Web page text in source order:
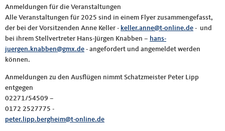
Anmeldungen für die Veranstaltungen
Alle Veranstaltungen für 2025 sind in einem Flyer zusammengefasst,
der bei der Vorsitzenden Anne Keller - keller.anne@t-online.de - und
bei ihrem Stellvertreter Hans-Jürgen Knabben – hans-
juergen.knabben@gmx.de - angefordert und angemeldet werden
können.
Anmeldungen zu den Ausflügen nimmt Schatzmeister Peter Lipp
entgegen
02271/54509 –
0172 2527775 -
peter.lipp.bergheim@t-online.de